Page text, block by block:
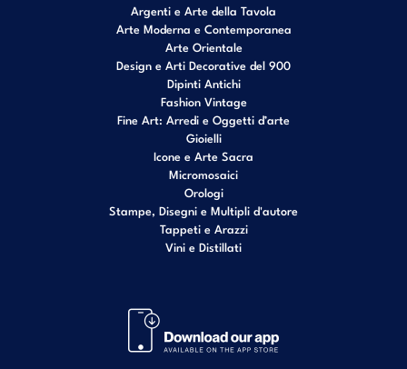
Argenti e Arte della Tavola
Arte Moderna e Contemporanea
Arte Orientale
Design e Arti Decorative del 900
Dipinti Antichi
Fashion Vintage
Fine Art: Arredi e Oggetti d’arte
Gioielli
Icone e Arte Sacra
Micromosaici
Orologi
Stampe, Disegni e Multipli d'autore
Tappeti e Arazzi
Vini e Distillati